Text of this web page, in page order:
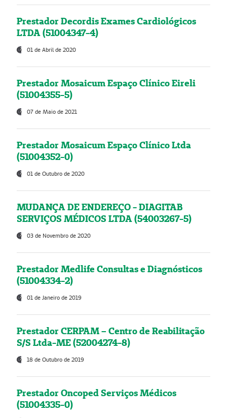
Prestador Decordis Exames Cardiológicos
LTDA (51004347-4)
01 de Abril de 2020
Prestador Mosaicum Espaço Clínico Eireli
(51004355-5)
07 de Maio de 2021
Prestador Mosaicum Espaço Clínico Ltda
(51004352-0)
01 de Outubro de 2020
MUDANÇA DE ENDEREÇO - DIAGITAB
SERVIÇOS MÉDICOS LTDA (54003267-5)
03 de Novembro de 2020
Prestador Medlife Consultas e Diagnósticos
(51004334-2)
01 de Janeiro de 2019
Prestador CERPAM – Centro de Reabilitação
S/S Ltda-ME (52004274-8)
18 de Outubro de 2019
Prestador Oncoped Serviços Médicos
(51004335-0)